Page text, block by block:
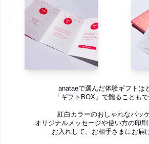
anataeで選んだ体験ギフトは
「ギフトBOX」で贈ることもで
紅白カラーのおしゃれなパッ
オリジナルメッセージや使い方の印
お入れして、お相手さまにお届